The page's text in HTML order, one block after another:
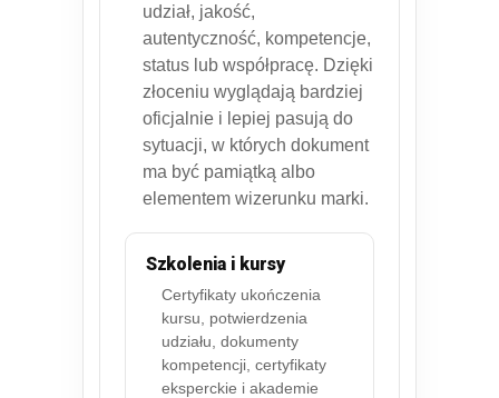
udział, jakość,
autentyczność, kompetencje,
status lub współpracę. Dzięki
złoceniu wyglądają bardziej
oficjalnie i lepiej pasują do
sytuacji, w których dokument
ma być pamiątką albo
elementem wizerunku marki.
Szkolenia i kursy
Certyfikaty ukończenia
kursu, potwierdzenia
udziału, dokumenty
kompetencji, certyfikaty
eksperckie i akademie